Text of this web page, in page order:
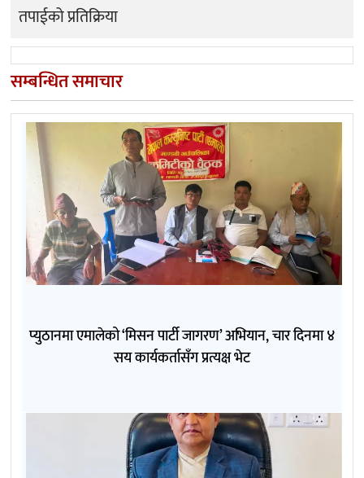
तपाईको प्रतिक्रिया
सम्बन्धित समाचार
प्युठानमा एमालेको ‘मिसन पार्टी जागरण’ अभियान, चार दिनमा ४
सय कार्यकर्तासँग प्रत्यक्ष भेट